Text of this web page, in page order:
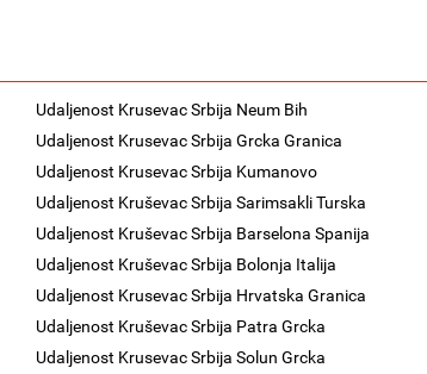
Udaljenost Krusevac Srbija Neum Bih
Udaljenost Krusevac Srbija Grcka Granica
Udaljenost Krusevac Srbija Kumanovo
Udaljenost Kruševac Srbija Sarimsakli Turska
Udaljenost Kruševac Srbija Barselona Spanija
Udaljenost Kruševac Srbija Bolonja Italija
Udaljenost Krusevac Srbija Hrvatska Granica
Udaljenost Kruševac Srbija Patra Grcka
Udaljenost Krusevac Srbija Solun Grcka